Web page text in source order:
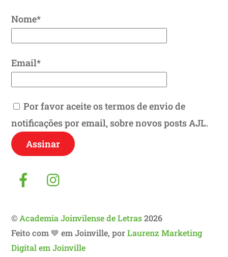
Nome*
Email*
Por favor aceite os termos de envio de
notificações por email, sobre novos posts AJL.
Facebook
©Academia Joinvilense de Letras2026
Feito com 💙 em Joinville, porLaurenz Marketing
Digital em Joinville